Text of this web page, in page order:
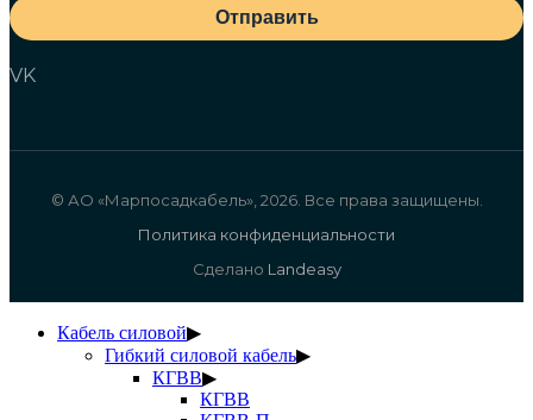
Отправить
VK
© АО «Марпосадкабель», 2026. Все права защищены.
Политика конфиденциальности
Сделано Landeasy
Кабель силовой▶
Гибкий силовой кабель▶
КГВВ▶
КГВВ